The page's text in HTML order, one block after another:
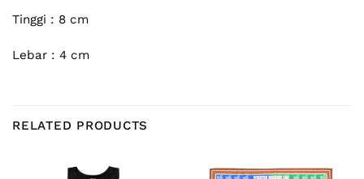
Tinggi : 8 cm
Lebar : 4 cm
RELATED PRODUCTS